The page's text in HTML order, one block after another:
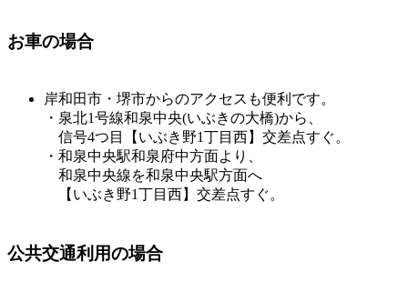
お車の場合
岸和田市・堺市からのアクセスも便利です。
・泉北1号線和泉中央(いぶきの大橋)から、
信号4つ目【いぶき野1丁目西】交差点すぐ。
・和泉中央駅和泉府中方面より、
和泉中央線を和泉中央駅方面へ
【いぶき野1丁目西】交差点すぐ。
公共交通利用の場合